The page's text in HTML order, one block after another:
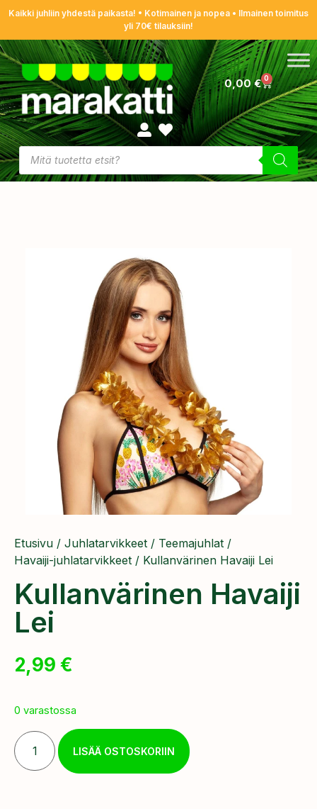
Kaikki juhliin yhdestä paikasta! • Kotimainen ja nopea • Ilmainen toimitus
yli 70€ tilauksiin!
0,00€ 0
Etusivu / Juhlatarvikkeet / Teemajuhlat /
Havaiji-juhlatarvikkeet / Kullanvärinen Havaiji Lei
Kullanvärinen Havaiji
Lei
2,99 €
0 varastossa
LISÄÄ OSTOSKORIIN